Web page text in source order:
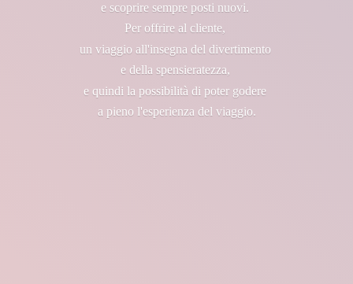
e scoprire sempre posti nuovi.
Per offrire al cliente,
un viaggio all'insegna del divertimento
e della spensieratezza,
e quindi la possibilità di poter godere
a pieno l'esperienza del viaggio.